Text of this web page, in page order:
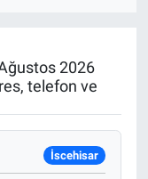
2026
telefon ve
İscehisar